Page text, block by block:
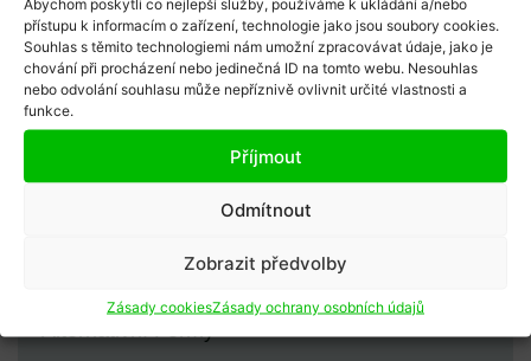
Abychom poskytli co nejlepší služby, používáme k ukládání a/nebo
přístupu k informacím o zařízení, technologie jako jsou soubory cookies.
Souhlas s těmito technologiemi nám umožní zpracovávat údaje, jako je
chování při procházení nebo jedinečná ID na tomto webu. Nesouhlas
nebo odvolání souhlasu může nepříznivě ovlivnit určité vlastnosti a
funkce.
Příjmout
Odmítnout
Zobrazit předvolby
Zásady cookiesZásady ochrany osobních údajů
Afrika
Alternativní Formy